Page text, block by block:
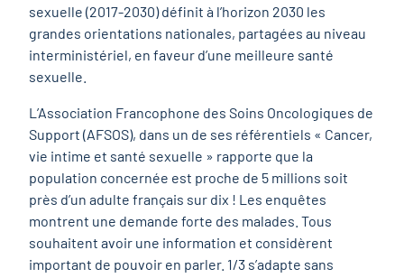
sexuelle (2017-2030) définit à l’horizon 2030 les
grandes orientations nationales, partagées au niveau
interministériel, en faveur d’une meilleure santé
sexuelle.
L’Association Francophone des Soins Oncologiques de
Support (AFSOS), dans un de ses référentiels « Cancer,
vie intime et santé sexuelle » rapporte que la
population concernée est proche de 5 millions soit
près d’un adulte français sur dix ! Les enquêtes
montrent une demande forte des malades. Tous
souhaitent avoir une information et considèrent
important de pouvoir en parler. 1/3 s’adapte sans